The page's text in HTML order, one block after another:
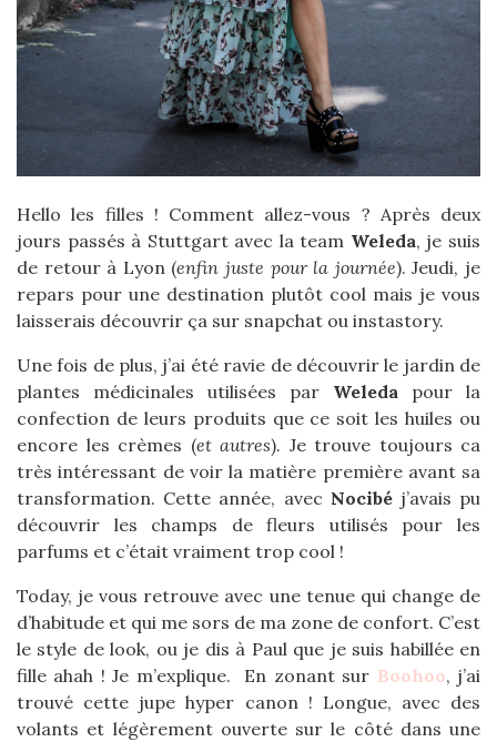
Hello les filles ! Comment allez-vous ? Après deux
jours passés à Stuttgart avec la team Weleda, je suis
de retour à Lyon (enfin juste pour la journée). Jeudi, je
repars pour une destination plutôt cool mais je vous
laisserais découvrir ça sur snapchat ou instastory.
Une fois de plus, j’ai été ravie de découvrir le jardin de
plantes médicinales utilisées par Weleda pour la
confection de leurs produits que ce soit les huiles ou
encore les crèmes (et autres). Je trouve toujours ca
très intéressant de voir la matière première avant sa
transformation. Cette année, avec Nocibéj’avais pu
découvrir les champs de fleurs utilisés pour les
parfums et c’était vraiment trop cool !
Today, je vous retrouve avec une tenue qui change de
d’habitude et qui me sors de ma zone de confort. C’est
le style de look, ou je dis à Paul que je suis habillée en
fille ahah ! Je m’explique. En zonant sur Boohoo, j’ai
trouvé cette jupe hyper canon ! Longue, avec des
volants et légèrement ouverte sur le côté dans une